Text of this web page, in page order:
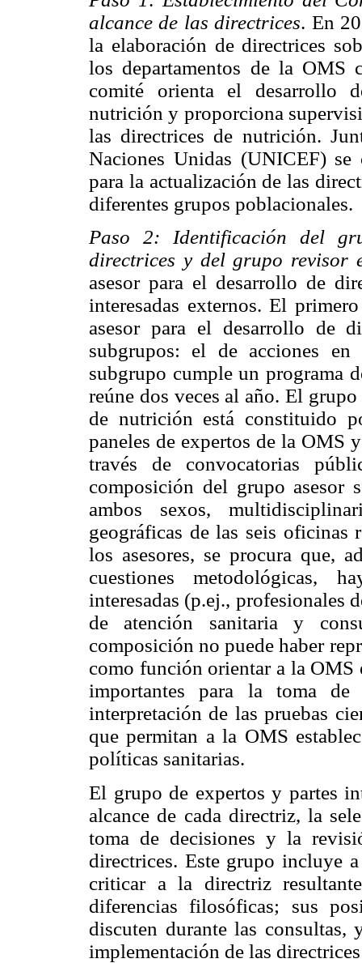
alcance de las directrices. En
la elaboración de directrices
los departamentos de la OMS
comité orienta el desarrollo
nutrición y proporciona
las directrices de nutrición.
Naciones Unidas (UNICEF)
para la actualización de las
diferentes grupos poblacionales.
Paso 2: Identificación del
directrices y del grupo revisor
asesor para el desarrollo de
interesadas externos. El
asesor para el desarrollo de
subgrupos: el de acciones
subgrupo cumple un programa
reúne dos veces al año. El
de nutrición está constituido
paneles de expertos de la OMS
través de convocatorias
composición del grupo asesor
ambos sexos,
geográficas de las seis oficinas
los asesores, se procura que,
cuestiones metodológicas,
interesadas (p.ej., profesionales
de atención sanitaria y
composición no puede haber
como función orientar a la OMS
importantes para la toma
interpretación de las pruebas
que permitan a la OMS
políticas sanitarias.
El grupo de expertos y partes
alcance de cada directriz, la
toma de decisiones y la
directrices. Este grupo incluye
criticar a la directriz
diferencias filosóficas; sus
discuten durante las consultas,
implementación de las